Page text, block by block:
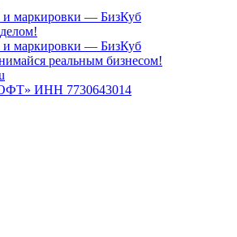
и маркировки — БизКуб
и маркировки — БизКуб
реальным бизнесом!
ИНН 7730643014